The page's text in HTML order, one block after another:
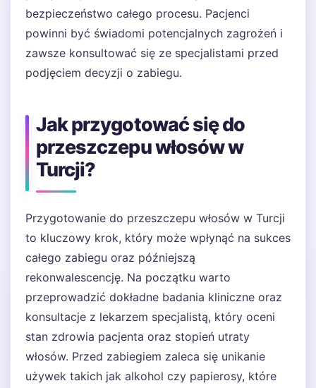
bezpieczeństwo całego procesu. Pacjenci
powinni być świadomi potencjalnych zagrożeń i
zawsze konsultować się ze specjalistami przed
podjęciem decyzji o zabiegu.
Jak przygotować się do
przeszczepu włosów w
Turcji?
Przygotowanie do przeszczepu włosów w Turcji
to kluczowy krok, który może wpłynąć na sukces
całego zabiegu oraz późniejszą
rekonwalescencję. Na początku warto
przeprowadzić dokładne badania kliniczne oraz
konsultacje z lekarzem specjalistą, który oceni
stan zdrowia pacjenta oraz stopień utraty
włosów. Przed zabiegiem zaleca się unikanie
używek takich jak alkohol czy papierosy, które